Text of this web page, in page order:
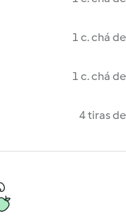
1 c. chá de
1 c. chá de
4 tiras de